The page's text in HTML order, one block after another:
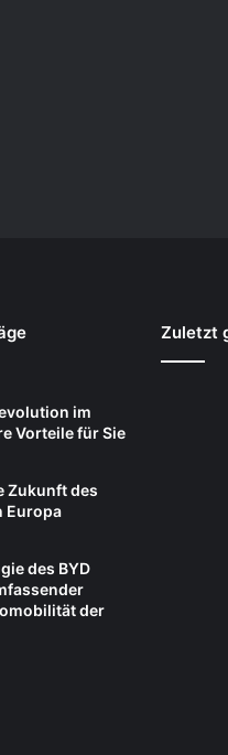
im
Vorteile für Sie
Zukunft des
Europa
des BYD
der
Zuletzt